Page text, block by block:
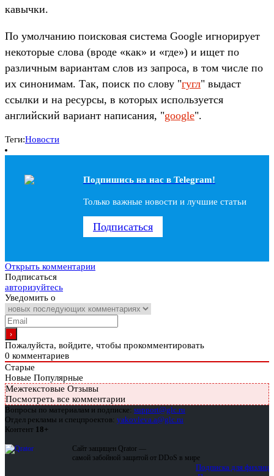
кавычки.
По умолчанию поисковая система Google игнорирует
некоторые слова (вроде «как» и «где») и ищет по
различным вариантам слов из запроса, в том числе по
их синонимам. Так, поиск по слову "гугл" выдаст
ссылки и на ресурсы, в которых используется
английский вариант написания, "google".
Теги:Новости
Подпишись на наc в Telegram!
Только важные новости и лучшие статьи
Подписаться
Открыть комментарии
Подписаться
авторизуйтесь
Уведомить о
Пожалуйста, войдите, чтобы прокомментировать
0 комментариев
Старые
Новые Популярные
Межтекстовые Отзывы
Посмотреть все комментарии
Вопросы по материалам и подписке: support@glc.ru
Отдел рекламы и спецпроектов: yakovleva.a@glc.ru
Контент 18+
Сайт защищен Qrator —
самой забойной защитой от DDoS в мире
Подписка для физлиц